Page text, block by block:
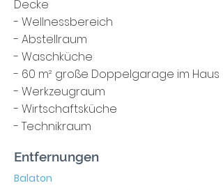
Decke
- Wellnessbereich
- Abstellraum
- Waschküche
- 60 m² große Doppelgarage im Haus
- Werkzeugraum
- Wirtschaftsküche
- Technikraum
Entfernungen
Balaton